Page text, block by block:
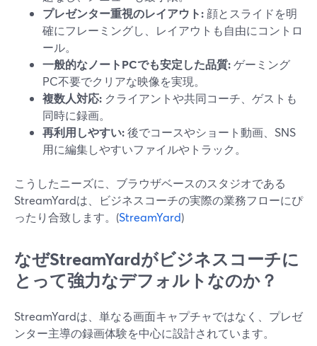
プレゼンター重視のレイアウト: 顔とスライドを明
確にフレーミングし、レイアウトも自由にコントロ
ール。
一般的なノートPCでも安定した品質:ゲーミング
PC不要でクリアな映像を実現。
複数人対応: クライアントや共同コーチ、ゲストも
同時に録画。
再利用しやすい:後でコースやショート動画、SNS
用に編集しやすいファイルやトラック。
こうしたニーズに、ブラウザベースのスタジオである
StreamYardは、ビジネスコーチの実際の業務フローにぴ
ったり合致します。(StreamYard)
なぜStreamYardがビジネスコーチに
とって強力なデフォルトなのか？
StreamYardは、単なる画面キャプチャではなく、プレゼ
ンター主導の録画体験を中心に設計されています。